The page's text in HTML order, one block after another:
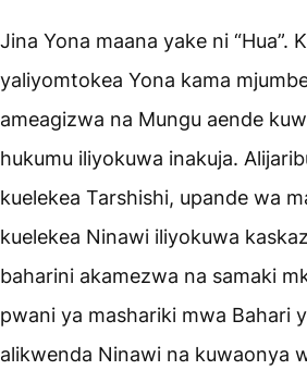
Jina Yona maana yake ni “Hua”.
yaliyomtokea Yona kama
ameagizwa na Mungu aende
hukumu iliyokuwa inakuja.
kuelekea Tarshishi, upande wa
kuelekea Ninawi iliyokuwa
baharini akamezwa na samaki
pwani ya mashariki mwa Bahari
alikwenda Ninawi na kuwaonya